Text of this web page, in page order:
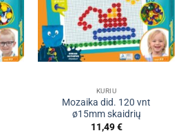
KURIU
Mozaika did. 120 vnt
ø15mm skaidrių
11,49€